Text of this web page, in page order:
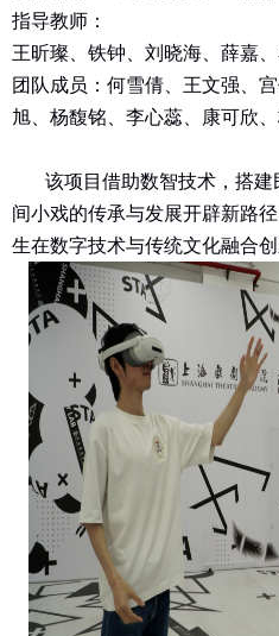
指导教师：
王昕璨、铁钟、刘晓海、薛嘉
团队成员：何雪倩、王文强、
旭、杨馥铭、李心蕊、康可欣
该项目借助数智技术，搭
间小戏的传承与发展开辟新路
生在数字技术与传统文化融合创